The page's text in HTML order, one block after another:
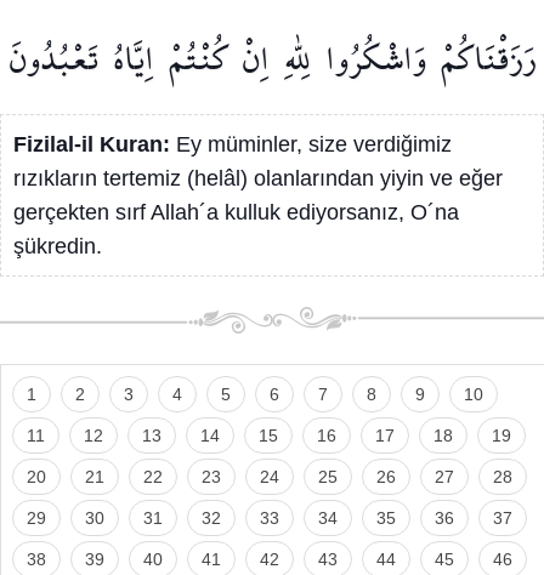
رَزَقْنَاكُمْوَاشْكُرُوا لِلّٰهِاِنْكُنْتُمْاِيَّاهُ تَعْبُدُونَ
Fizilal-il Kuran: Ey müminler, size verdiğimiz
rızıkların tertemiz (helâl) olanlarından yiyin ve eğer
gerçekten sırf Allah´a kulluk ediyorsanız, O´na
şükredin.
1 2 3 4 5 6 7 8 9 10
11 12 13 14 15 16 17 18 19
20 21 22 23 24 25 26 27 28
29 30 31 32 33 34 35 36 37
38 39 40 41 42 43 44 45 46